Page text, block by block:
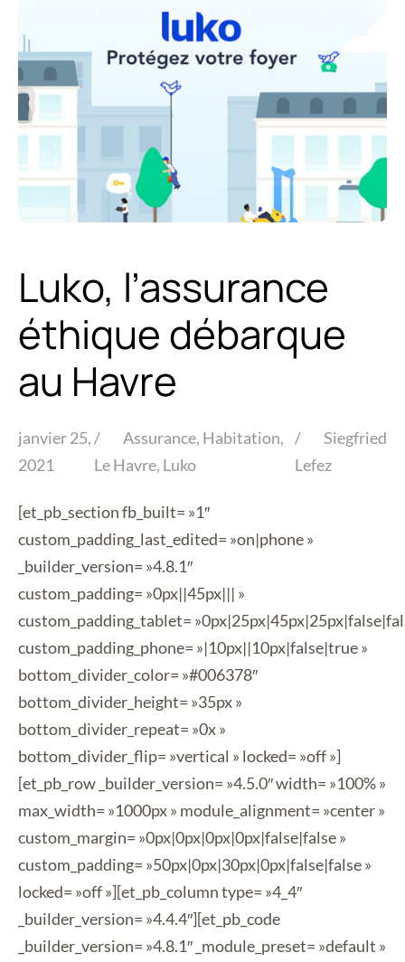
Luko, l’assurance
éthique débarque
au Havre
janvier 25,
2021
Assurance, Habitation,
Le Havre, Luko
Siegfried
Lefez
[et_pb_section fb_built= »1″
custom_padding_last_edited= »on|phone »
_builder_version= »4.8.1″
custom_padding= »0px||45px||| »
custom_padding_tablet=
custom_padding_phone= »|10px||10px|false|true »
bottom_divider_color= »#006378″
bottom_divider_height= »35px »
bottom_divider_repeat= »0x »
bottom_divider_flip= »vertical » locked= »off »]
[et_pb_row _builder_version= »4.5.0″ width= »100% »
max_width= »1000px » module_alignment= »center »
custom_margin= »0px|0px|0px|0px|false|false »
custom_padding= »50px|0px|30px|0px|false|false »
locked= »off »][et_pb_column type= »4_4″
_builder_version= »4.4.4″][et_pb_code
_builder_version= »4.8.1″ _module_preset= »default »